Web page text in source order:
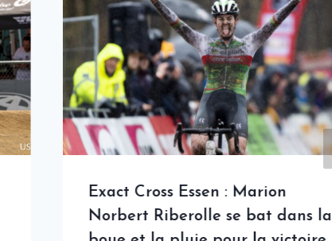
Exact Cross Essen : Marion
Norbert Riberolle se bat dans la